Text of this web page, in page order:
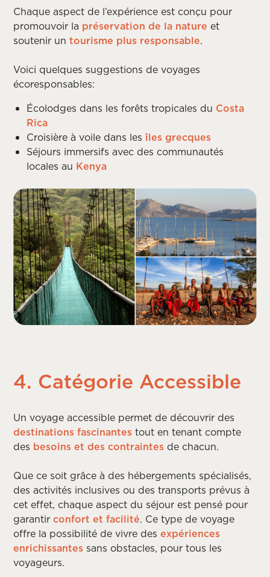
Chaque aspect de l’expérience est conçu pour
promouvoir la préservation de la nature et
soutenir un tourisme plus responsable.
Voici quelques suggestions de voyages
écoresponsables:
Écolodges dans les forêts tropicales du Costa
Rica
Croisière à voile dans lesîles grecques
Séjours immersifs avec des communautés
locales au Kenya
4. Catégorie Accessible
Un voyage accessible permet de découvrir des
destinations fascinantes tout en tenant compte
des besoins et des contraintes de chacun.
Que ce soit grâce à des hébergements spécialisés,
des activités inclusives ou des transports prévus à
cet effet, chaque aspect du séjour est pensé pour
garantir confort et facilité. Ce type de voyage
offre la possibilité de vivre des expériences
enrichissantes sans obstacles, pour tous les
voyageurs.